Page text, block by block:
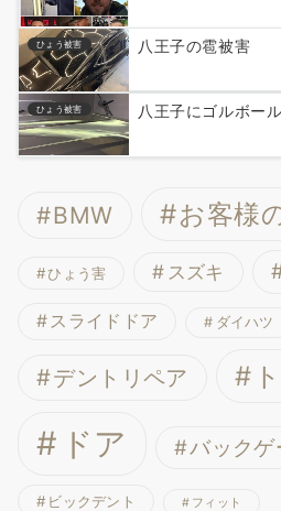
ひょう被害 八王子の雹被害
ひょう被害 八王子にゴルボー
BMW お客様
ひょう害 スズキ
スライドドア ダイハツ
デントリペア
ドア バックゲ
ビックデント フィット